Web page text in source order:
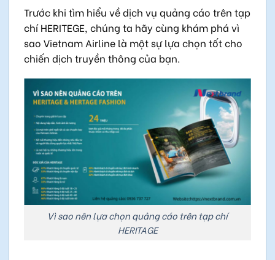
Trước khi tìm hiểu về dịch vụ quảng cáo trên tạp
chí HERITEGE, chúng ta hãy cùng khám phá vì
sao Vietnam Airline là một sự lựa chọn tốt cho
chiến dịch truyền thông của bạn.
Vì sao nên lựa chọn quảng cáo trên tạp chí
HERITAGE